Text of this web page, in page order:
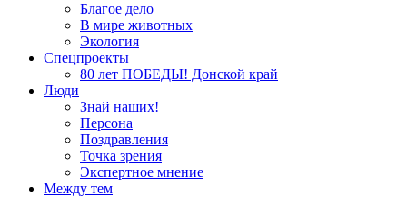
Благое дело
В мире животных
Экология
Спецпроекты
80 лет ПОБЕДЫ! Донской край
Люди
Знай наших!
Персона
Поздравления
Точка зрения
Экспертное мнение
Между тем